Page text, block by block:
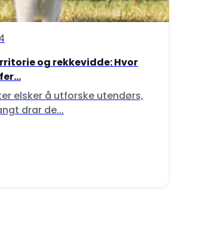
og rekkevidde: Hvor
elsker å utforske utendørs,
drar de...